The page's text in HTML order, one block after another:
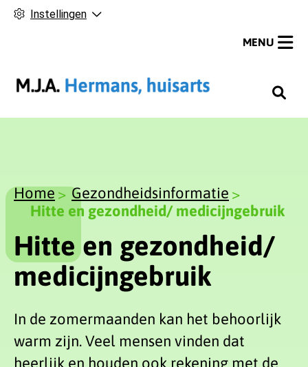
Instellingen
H
o
e
u
MENU
Home
Gezondheidsinformatie
Hitte en gezondheid/ medicijngebruik
Hitte en gezondheid/
medicijngebruik
In de zomermaanden kan het behoorlijk
warm zijn. Veel mensen vinden dat
heerlijk en houden ook rekening met de